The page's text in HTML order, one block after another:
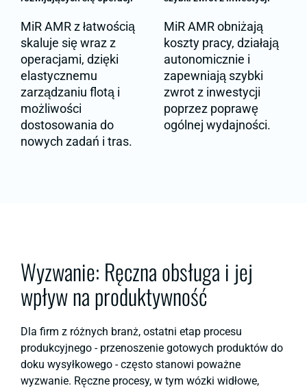
MiR AMR z łatwością
skaluje się wraz z
operacjami, dzięki
elastycznemu
zarządzaniu flotą i
możliwości
dostosowania do
nowych zadań i tras.
MiR AMR obniżają
koszty pracy, działają
autonomicznie i
zapewniają szybki
zwrot z inwestycji
poprzez poprawę
ogólnej wydajności.
Wyzwanie: Ręczna obsługa i jej
wpływ na produktywność
Dla firm z różnych branż, ostatni etap procesu
produkcyjnego - przenoszenie gotowych produktów do
doku wysyłkowego - często stanowi poważne
wyzwanie. Ręczne procesy, w tym wózki widłowe,